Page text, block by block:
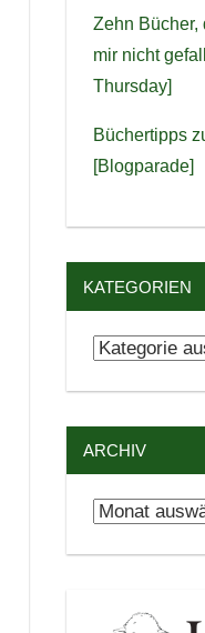
Zehn Bücher,
mir nicht
Thursday]
Büchertipps
[Blogparade]
KATEGORIEN
Kategorien
ARCHIV
Archiv